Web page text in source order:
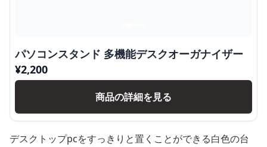
パソコンスタンド 多機能デスクオーガナイザー
¥2,200
商品の詳細を見る
デスクトップpcをすっきりと置くことができる白色の台